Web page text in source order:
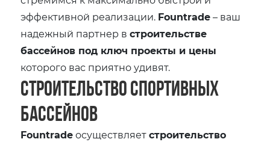
эффективной реализации. Fountrade– ваш
надежный партнер встроительстве
бассейнов под ключ проекты и цены
которого вас приятно удивят.
Строительство спортивных
бассейнов
Fountradeосуществляетстроительство